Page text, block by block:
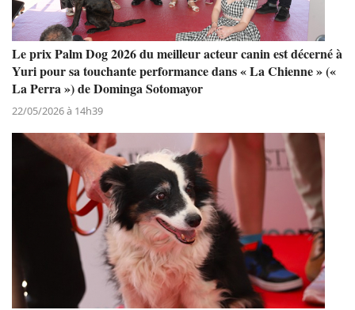
Le prix Palm Dog 2026 du meilleur acteur canin est décerné à
Yuri pour sa touchante performance dans « La Chienne » («
La Perra ») de Dominga Sotomayor
22/05/2026 à 14h39